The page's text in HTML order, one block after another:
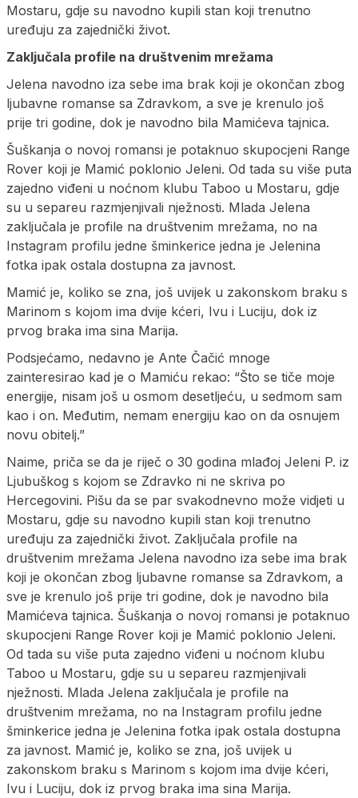
Mostaru, gdje su navodno kupili stan koji trenutno
uređuju za zajednički život.
Zaključala profile na društvenim mrežama
Jelena navodno iza sebe ima brak koji je okončan zbog
ljubavne romanse sa Zdravkom, a sve je krenulo još
prije tri godine, dok je navodno bila Mamićeva tajnica.
Šuškanja o novoj romansi je potaknuo skupocjeni Range
Rover koji je Mamić poklonio Jeleni. Od tada su više puta
zajedno viđeni u noćnom klubu Taboo u Mostaru, gdje
su u separeu razmjenjivali nježnosti. Mlada Jelena
zaključala je profile na društvenim mrežama, no na
Instagram profilu jedne šminkerice jedna je Jelenina
fotka ipak ostala dostupna za javnost.
Mamić je, koliko se zna, još uvijek u zakonskom braku s
Marinom s kojom ima dvije kćeri, Ivu i Luciju, dok iz
prvog braka ima sina Marija.
Podsjećamo, nedavno je Ante Čačić mnoge
zainteresirao kad je o Mamiću rekao: “Što se tiče moje
energije, nisam još u osmom desetljeću, u sedmom sam
kao i on. Međutim, nemam energiju kao on da osnujem
novu obitelj.”
Naime, priča se da je riječ o 30 godina mlađoj Jeleni P. iz
Ljubuškog s kojom se Zdravko ni ne skriva po
Hercegovini. Pišu da se par svakodnevno može vidjeti u
Mostaru, gdje su navodno kupili stan koji trenutno
uređuju za zajednički život. Zaključala profile na
društvenim mrežama Jelena navodno iza sebe ima brak
koji je okončan zbog ljubavne romanse sa Zdravkom, a
sve je krenulo još prije tri godine, dok je navodno bila
Mamićeva tajnica. Šuškanja o novoj romansi je potaknuo
skupocjeni Range Rover koji je Mamić poklonio Jeleni.
Od tada su više puta zajedno viđeni u noćnom klubu
Taboo u Mostaru, gdje su u separeu razmjenjivali
nježnosti. Mlada Jelena zaključala je profile na
društvenim mrežama, no na Instagram profilu jedne
šminkerice jedna je Jelenina fotka ipak ostala dostupna
za javnost. Mamić je, koliko se zna, još uvijek u
zakonskom braku s Marinom s kojom ima dvije kćeri,
Ivu i Luciju, dok iz prvog braka ima sina Marija.